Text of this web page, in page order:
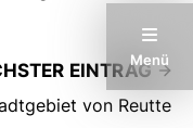
Menü
EINTRAG
von Reutte